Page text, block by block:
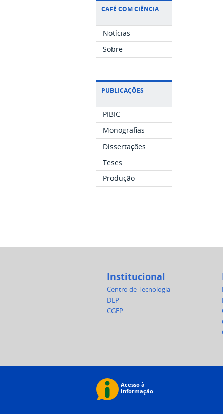
CAFÉ COM CIÊNCIA
Notícias
Sobre
PUBLICAÇÕES
PIBIC
Monografias
Dissertações
Teses
Produção
Institucional
Centro de Tecnologia
DEP
CGEP